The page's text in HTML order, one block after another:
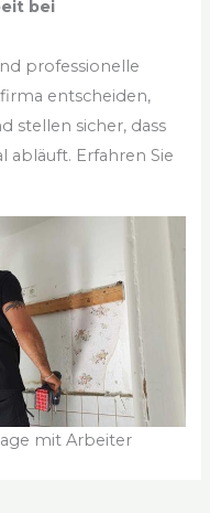
bei
professionelle
entscheiden,
stellen sicher, dass
abläuft. Erfahren Sie
mit Arbeiter